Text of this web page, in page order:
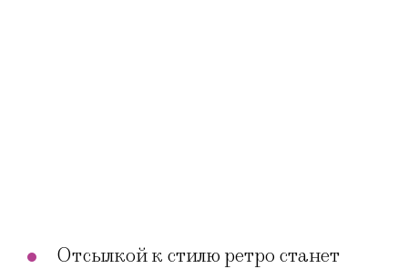
Отсылкой к стилю ретро станет